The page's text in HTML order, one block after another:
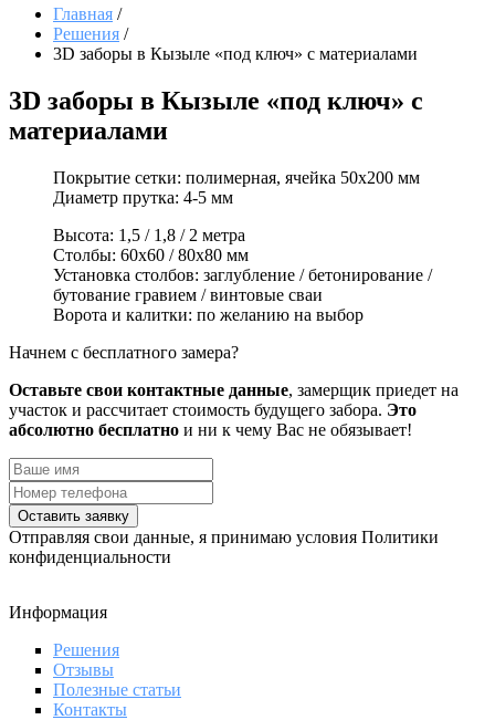
Главная /
Решения /
3D заборы в Кызыле «под ключ» с материалами
3D заборы в Кызыле «под ключ» с
материалами
Покрытие сетки: полимерная, ячейка 50х200 мм
Диаметр прутка: 4-5 мм
Высота: 1,5 / 1,8 / 2 метра
Столбы: 60х60 / 80х80 мм
Установка столбов: заглубление / бетонирование /
бутование гравием / винтовые сваи
Ворота и калитки: по желанию на выбор
Начнем с бесплатного замера?
Оставьте свои контактные данные, замерщик приедет на
участок и рассчитает стоимость будущего забора. Это
абсолютно бесплатно и ни к чему Вас не обязывает!
Оставить заявку
Отправляя свои данные, я принимаю условия Политики
конфиденциальности
Информация
Решения
Отзывы
Полезные статьи
Контакты